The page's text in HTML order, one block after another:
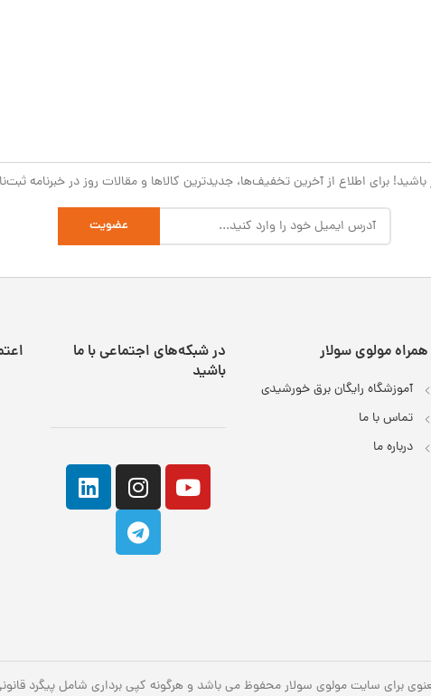
برای اطلاع از آخرین تخفیف‌ها، جدیدترین کالاها و مقالات روز در خبرنامه
همراه مولوی سولار
آموزشگاه رایگان برق خورشیدی
تماس با ما
درباره ما
در شبکه‌های اجتماعی با ما
باشید
برای سایت مولوی سولار محفوظ می باشد و هرگونه کپی برداری شامل پیگرد